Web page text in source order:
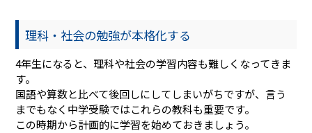
理科・社会の勉強が本格化する
4年生になると、理科や社会の学習内容も難しくなってきま
す。
国語や算数と比べて後回しにしてしまいがちですが、言う
までもなく中学受験ではこれらの教科も重要です。
この時期から計画的に学習を始めておきましょう。